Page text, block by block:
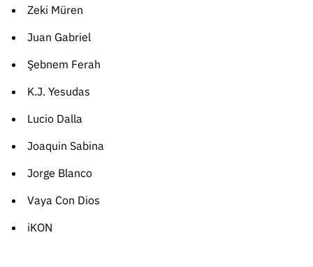
Zeki Müren
Juan Gabriel
Şebnem Ferah
K.J. Yesudas
Lucio Dalla
Joaquin Sabina
Jorge Blanco
Vaya Con Dios
iKON